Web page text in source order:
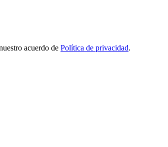
acuerdo de Política de privacidad.